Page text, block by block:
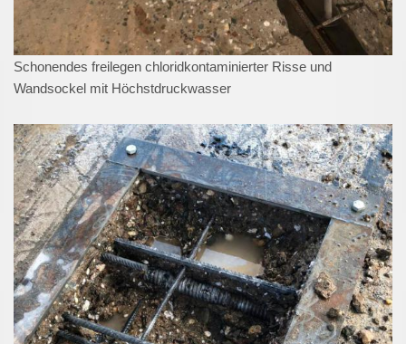
Schonendes freilegen chloridkontaminierter Risse und
Wandsockel mit Höchstdruckwasser